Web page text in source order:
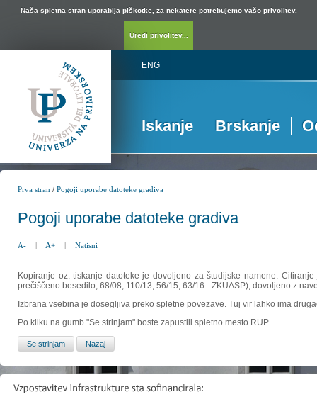
Naša spletna stran uporablja piškotke, za nekatere potrebujemo vašo privolitev.
Uredi privolitev...
ENG
Iskanje Brskanje
Prva stran /Pogoji uporabe datoteke gradiva
Pogoji uporabe datoteke gradiva
A- | A+ | Natisni
Kopiranje oz. tiskanje datoteke je dovoljeno za študijske namene.
prečiščeno besedilo, 68/08, 110/13, 56/15, 63/16 - ZKUASP), dovoljeno z
Izbrana vsebina je dosegljiva preko spletne povezave. Tuj vir lahko ima
Po kliku na gumb "Se strinjam" boste zapustili spletno mesto RUP.